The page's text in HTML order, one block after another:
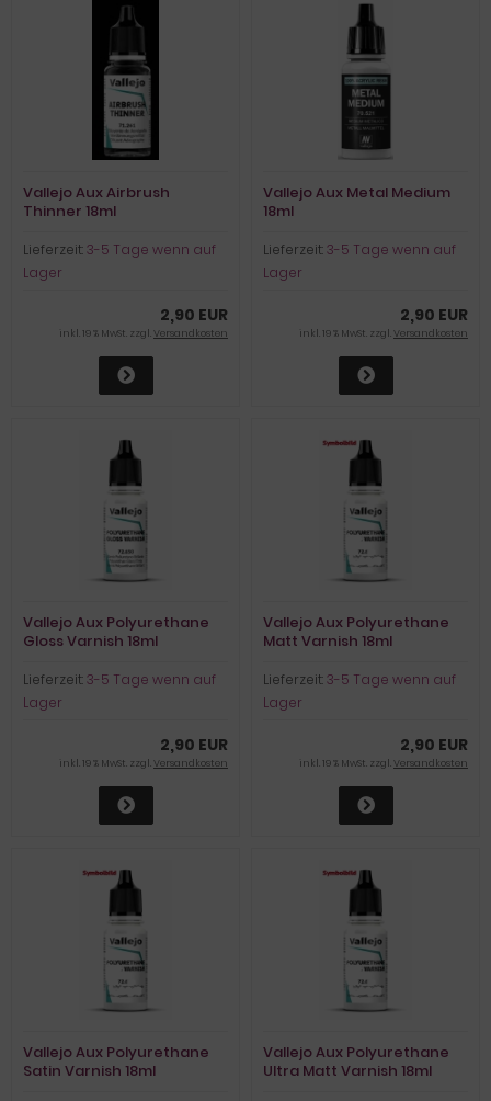
Vallejo Aux Airbrush
Thinner 18ml
Lieferzeit:3-5 Tage wenn auf
Lager
2,90 EUR
inkl. 19 % MwSt. zzgl.Versandkosten
Vallejo Aux Metal Medium
18ml
Lieferzeit:3-5 Tage wenn auf
Lager
2,90 EUR
inkl. 19 % MwSt. zzgl.Versandkosten
Vallejo Aux Polyurethane
Gloss Varnish 18ml
Lieferzeit:3-5 Tage wenn auf
Lager
2,90 EUR
inkl. 19 % MwSt. zzgl.Versandkosten
Vallejo Aux Polyurethane
Matt Varnish 18ml
Lieferzeit:3-5 Tage wenn auf
Lager
2,90 EUR
inkl. 19 % MwSt. zzgl.Versandkosten
Vallejo Aux Polyurethane
Satin Varnish 18ml
Vallejo Aux Polyurethane
Ultra Matt Varnish 18ml